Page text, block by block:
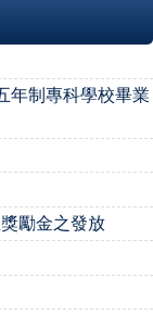
年制專科學校畢業
勵金之發放